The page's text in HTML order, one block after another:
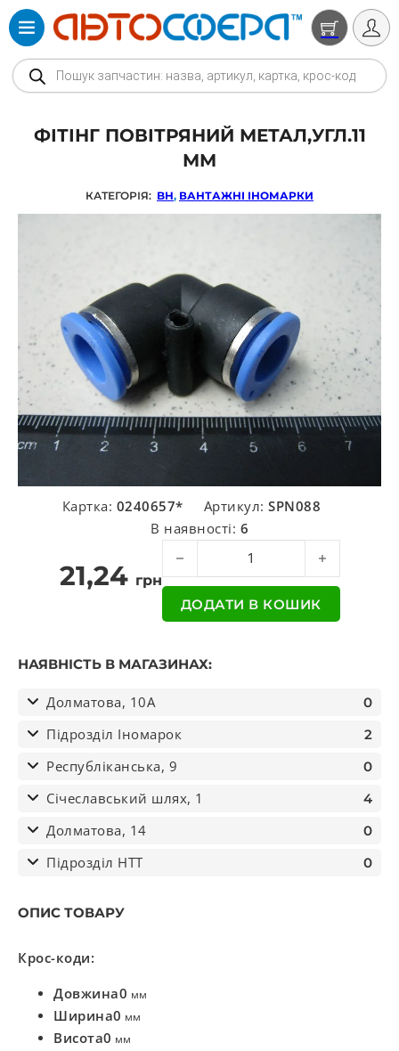
Products search
ФІТІНГ ПОВІТРЯНИЙ МЕТАЛ,УГЛ.11
ММ
КАТЕГОРІЯ: BH, ВАНТАЖНІ ІНОМАРКИ
Картка: 0240657* Артикул: SPN088
В наявності: 6
21,24 грн
Фітінг повітряний метал,угл.11 мм
ДОДАТИ В КОШИК
НАЯВНІСТЬ В МАГАЗИНАХ:
Долматова, 10А 0
Підрозділ Іномарок 2
Республіканська, 9 0
Січеславський шлях, 1 4
Долматова, 14 0
Підрозділ НТТ 0
ОПИС ТОВАРУ
Крос-коди:
Довжина0 мм
Ширина0 мм
Висота0 мм